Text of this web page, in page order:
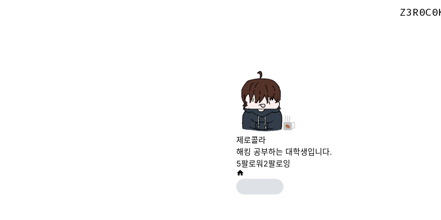
제로콜라
해킹 공부하는 대학생입니다.
5팔로워 2팔로잉